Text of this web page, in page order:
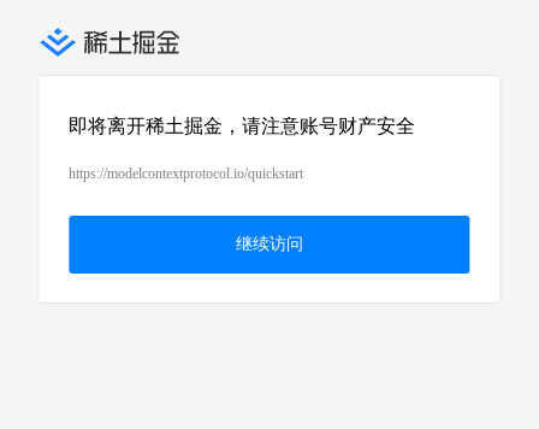
即将离开稀土掘金，请注意账号财产安全
https://modelcontextprotocol.io/quickstart
继续访问